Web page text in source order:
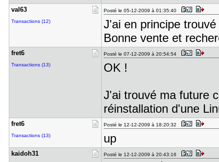
val63
Transactions (12)
Posté le 05-12-2009 à 01:35:40
J'ai en principe
Bonne vente et
fret6
Transactions (13)
Posté le 07-12-2009 à 20:54:54
OK !
J'ai trouvé ma future
réinstallation d'une
fret6
Transactions (13)
Posté le 12-12-2009 à 18:20:32
up
kaidoh31 Posté le 12-12-2009 à 20:43:16